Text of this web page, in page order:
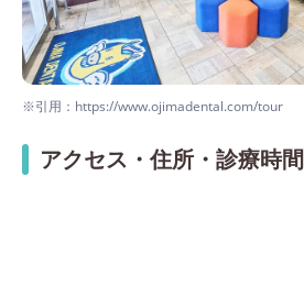
※引用：https://www.ojimadental.com/tour
アクセス・住所・診療時間